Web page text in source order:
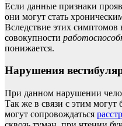
Если данные признаки
они могут стать
Вследствие этих симптомов
совокупности
понижается.
Нарушения
При данном нарушении
Так же в связи с этим могут
могут сопровождаться